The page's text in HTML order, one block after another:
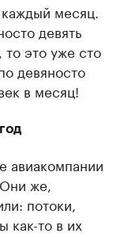
месяц.
девять
то это уже сто
девяносто
в месяц!
авиакомпании
же,
потоки,
как-то в их